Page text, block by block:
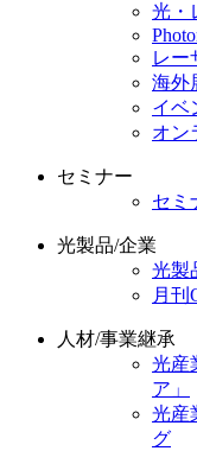
光・
レー
海外
イベ
オン
セミナー
セミ
光製品/企業
光製
月
人材/事業継承
光産
ア」
光産
グ